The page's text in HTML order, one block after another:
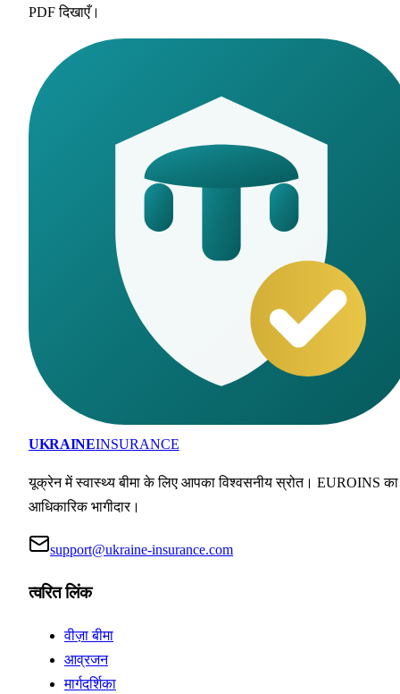
PDF दिखाएँ।
UKRAINEINSURANCE
यूक्रेन में स्वास्थ्य बीमा के लिए आपका विश्वसनीय स्रोत। EUROINS का
आधिकारिक भागीदार।
support@ukraine-insurance.com
त्वरित लिंक
वीज़ा बीमा
आव्रजन
मार्गदर्शिका